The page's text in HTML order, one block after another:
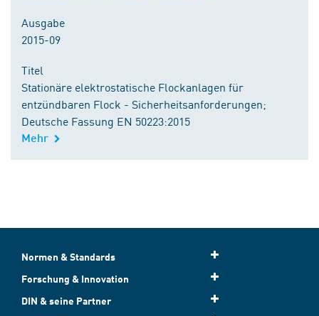
Ausgabe
2015-09
Titel
Stationäre elektrostatische Flockanlagen für
entzündbaren Flock - Sicherheitsanforderungen;
Deutsche Fassung EN 50223:2015
Mehr
Normen & Standards
Forschung & Innovation
DIN & seine Partner